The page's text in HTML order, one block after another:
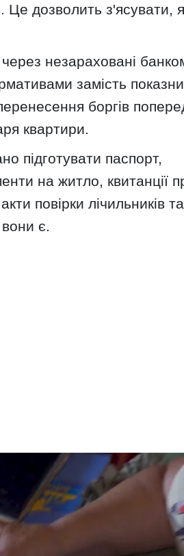
Це дозволить з'ясувати,
незараховані
замість
боргів
квартири.
підготувати паспорт,
на житло, квитанції
повірки лічильників та
є.